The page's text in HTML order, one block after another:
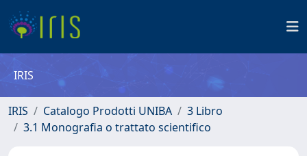
IRIS
IRIS Catalogo Prodotti UNIBA
3 Libro
3.1 Monografia o trattato scientifico